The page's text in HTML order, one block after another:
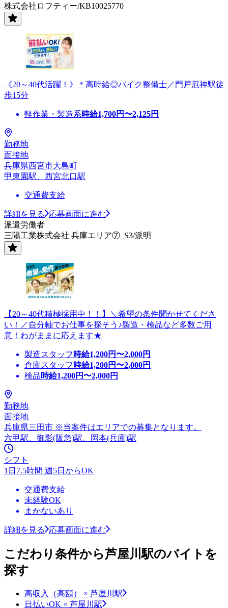
株式会社ロフティー/KB10025770
《20～40代活躍！》＊高時給◎バイク整備士／門戸厄神駅徒
歩15分
軽作業・製造系時給1,700円〜2,125円
勤務地
面接地
兵庫県西宮市大島町
甲東園駅、西宮北口駅
交通費支給
詳細を見る
応募画面に進む
派遣労働者
三陽工業株式会社 兵庫エリア⑦_S3/派明
【20～40代積極採用中！！】＼希望の条件聞かせてくださ
い！／自分軸でお仕事を探そう♪製造・検品など多数ご用
意！わがままに応えます★
製造スタッフ 時給1,200円〜2,000円
倉庫スタッフ 時給1,200円〜2,000円
検品時給1,200円〜2,000円
勤務地
面接地
兵庫県三田市 ※当案件はエリアでの募集となります。
六甲駅、御影(阪急)駅、岡本(兵庫)駅
シフト
1日7.5時間 週5日からOK
交通費支給
未経験OK
まかないあり
詳細を見る 応募画面に進む
こだわり条件から芦屋川駅のバイトを
探す
高収入（高額） × 芦屋川駅
日払いOK × 芦屋川駅